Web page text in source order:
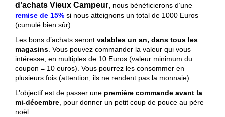
d’achats Vieux Campeur, nous bénéficierons d’une
remise de 15% si nous atteignons un total de 1000 Euros
(cumulé bien sûr).
Les bons d’achats seront valables un an, dans tous les
magasins . Vous pouvez commander la valeur qui vous
intéresse, en multiples de 10 Euros (valeur minimum du
coupon = 10 euros). Vous pourrez les consommer en
plusieurs fois (attention, ils ne rendent pas la monnaie).
L’objectif est de passer une première commande avant la
mi-décembre , pour donner un petit coup de pouce au père
noël